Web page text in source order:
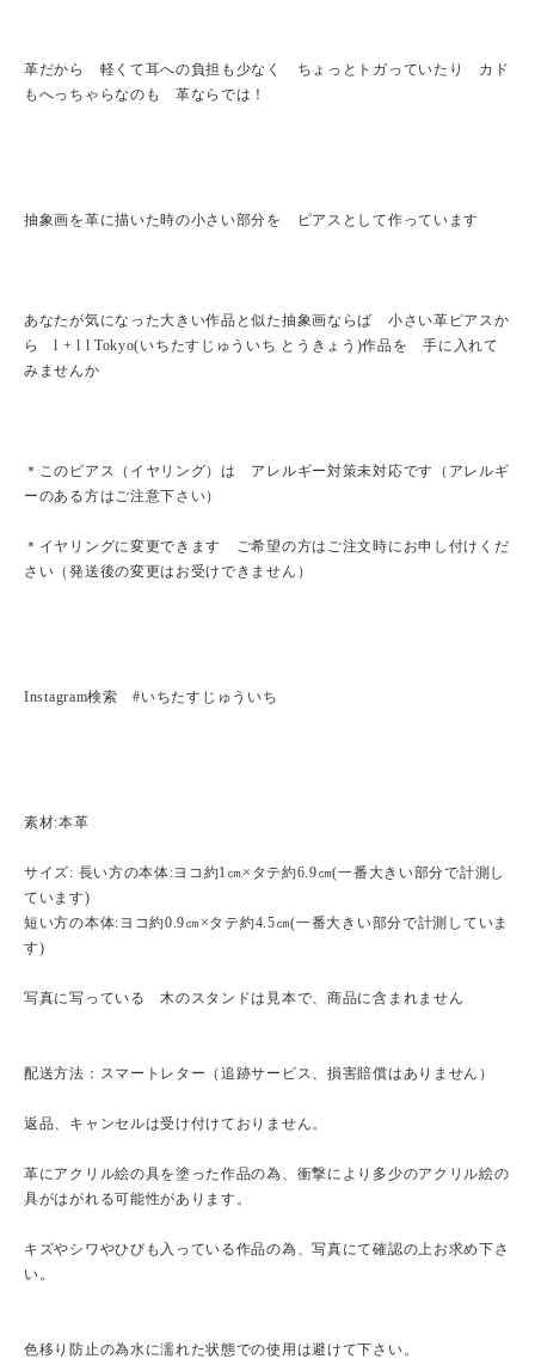
革だから 軽くて耳への負担も少なく ちょっとトガっていたり カド
もへっちゃらなのも 革ならでは！
抽象画を革に描いた時の小さい部分を ピアスとして作っています
あなたが気になった大きい作品と似た抽象画ならば 小さい革ピアスか
ら l + l l Tokyo(いちたすじゅういち とうきょう)作品を 手に入れて
みませんか
＊このピアス（イヤリング）は アレルギー対策未対応です（アレルギ
ーのある方はご注意下さい）
＊イヤリングに変更できます ご希望の方はご注文時にお申し付けくだ
さい（発送後の変更はお受けできません）
Instagram検索 #いちたすじゅういち
素材:本革
サイズ: 長い方の本体:ヨコ約1㎝×タテ約6.9㎝(一番大きい部分で計測し
ています)
短い方の本体:ヨコ約0.9㎝×タテ約4.5㎝(一番大きい部分で計測していま
す)
写真に写っている 木のスタンドは見本で、商品に含まれません
配送方法：スマートレター（追跡サービス、損害賠償はありません）
返品、キャンセルは受け付けておりません。
革にアクリル絵の具を塗った作品の為、衝撃により多少のアクリル絵の
具がはがれる可能性があります。
キズやシワやひびも入っている作品の為、写真にて確認の上お求め下さ
い。
色移り防止の為水に濡れた状態での使用は避けて下さい。